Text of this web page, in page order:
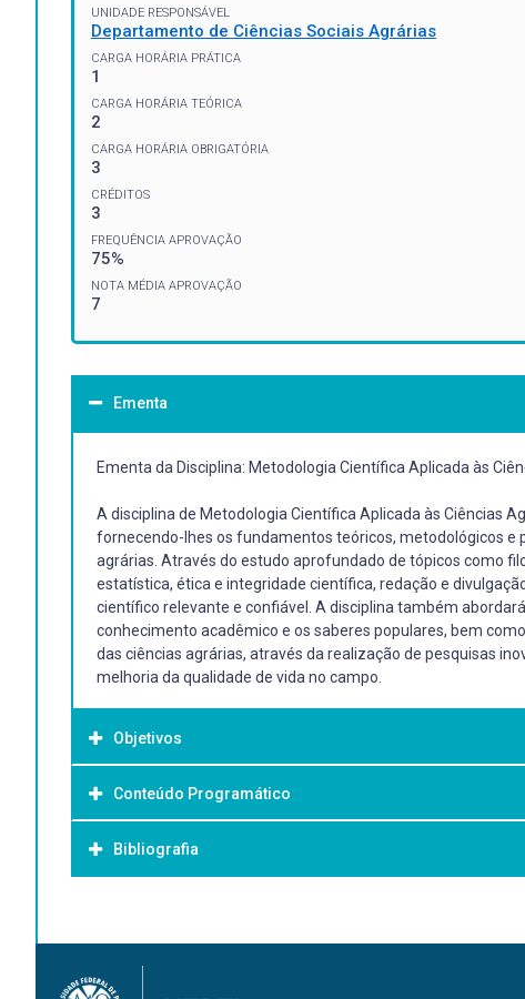
UNIDADE RESPONSÁVEL
Departamento de Ciências Sociais Agrárias
CARGA HORÁRIA PRÁTICA
1
CARGA HORÁRIA TEÓRICA
2
CARGA HORÁRIA OBRIGATÓRIA
3
CRÉDITOS
3
FREQUÊNCIA APROVAÇÃO
75%
NOTA MÉDIA APROVAÇÃO
7
Ementa
Ementa da Disciplina: Metodologia Científica Aplicada às
A disciplina de Metodologia Científica Aplicada às Ciências
fornecendo-lhes os fundamentos teóricos, metodológicos e
agrárias. Através do estudo aprofundado de tópicos como
estatística, ética e integridade científica, redação e
científico relevante e confiável. A disciplina também
conhecimento acadêmico e os saberes populares, bem
das ciências agrárias, através da realização de pesquisas
melhoria da qualidade de vida no campo.
Objetivos
Objetivo Geral:
O objetivo da disciplina de Metodologia Científica Aplicada
conhecimentos, habilidades e competências necessários
Conteúdo Programático
1. Introdução à Filosofia da Ciência
2. Metodologias de Pesquisa nas Ciências Agrárias
5. Revisão Bibliográfica: Importância e Estratégias
6. Estrutura e Planejamento de um Projeto de Pesquisa
7. Métodos de Coleta de Dados em Pesquisas Agrárias
Bibliografia
LAKATOS, E. M.; MARCONI, M. A. Fundamentos de
MARCONI, M. A.; LAKATOS, E. M. Técnicas de pesquisa. 7. ed.